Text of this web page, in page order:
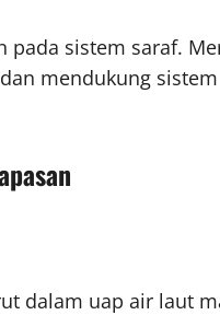
sistem saraf.
mendukung sistem
dalam uap air laut